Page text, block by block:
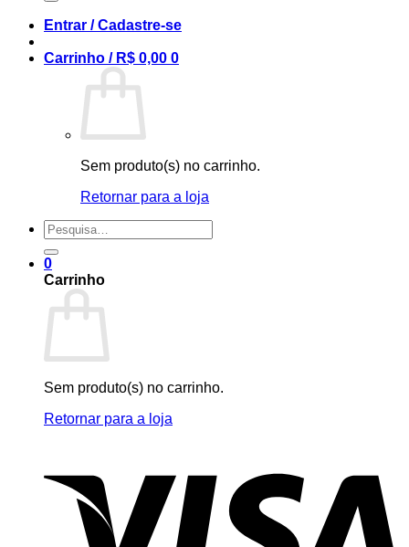
Entrar / Cadastre-se
Carrinho / R$ 0,00 0
Sem produto(s) no carrinho.
Retornar para a loja
Pesquisar
por:
0
Carrinho
Sem produto(s) no carrinho.
Retornar para a loja